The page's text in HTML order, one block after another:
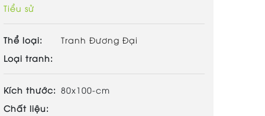
Tiểu sử
Thể loại:
Tranh Đương Đại
Loại tranh:
Kích thước: 80x100-cm
Chất liệu: